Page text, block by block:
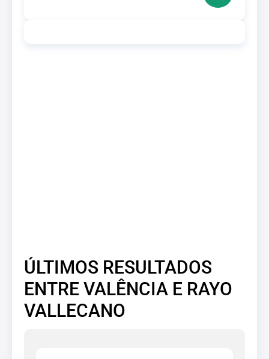
ÚLTIMOS RESULTADOS
ENTRE VALÊNCIA E RAYO
VALLECANO